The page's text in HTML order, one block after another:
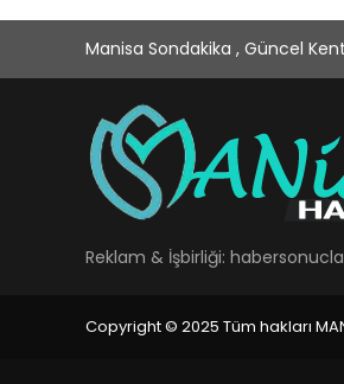
Aldı
Manisa Sondakika , Güncel
Reklam & İşbirliği:
Copyright © 2025 Tüm hakları